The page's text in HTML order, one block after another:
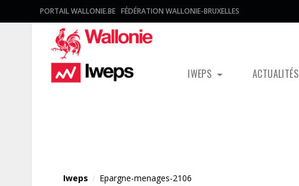
PORTAIL WALLONIE.BE FÉDÉRATION WALLONIE-BRUXELLES
IWEPS ACTUALITÉS
Iweps / Epargne-menages-2106